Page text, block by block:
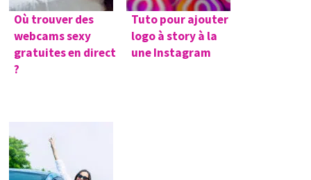
Où trouver des
webcams sexy
gratuites en direct
?
Tuto pour ajouter
logo à story à la
une Instagram